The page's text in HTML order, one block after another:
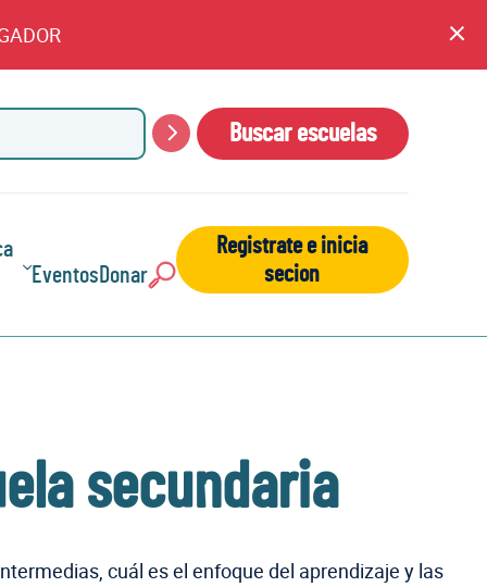
Buscar Buscar escuelas
EventosDonarBuscar:
Registrate e inicia
secion
secundaria
cuál es el enfoque del aprendizaje y las